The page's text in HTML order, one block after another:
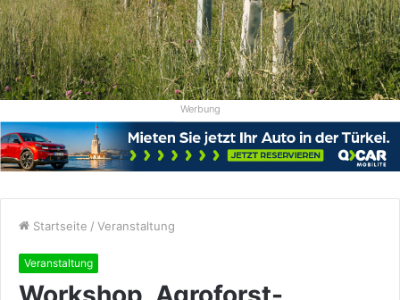
Werbung
Startseite / Veranstaltung
Veranstaltung